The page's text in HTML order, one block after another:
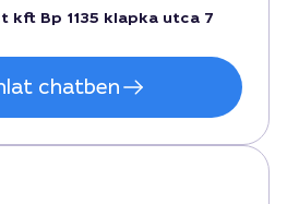
szükség a lakáselosztó
kft Bp 1135 klapka utca 7
chatben